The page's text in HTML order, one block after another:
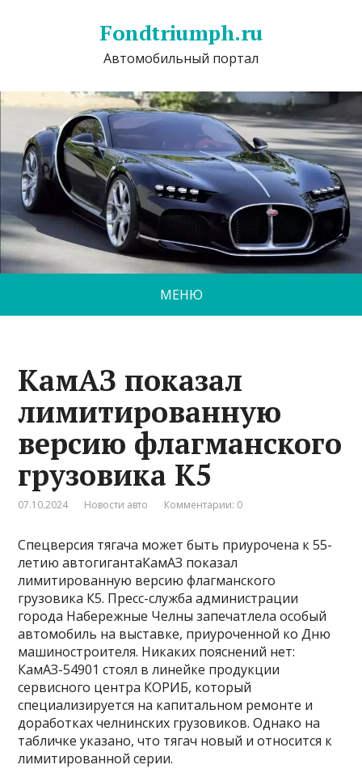
Fondtriumph.ru
Автомобильный портал
МЕНЮ
КамАЗ показал
лимитированную
версию флагманского
грузовика К5
07.10.2024 Новости авто Комментарии: 0
Спецверсия тягача может быть приурочена к 55-
летию автогигантаКамАЗ показал
лимитированную версию флагманского
грузовика К5. Пресс-служба администрации
города Набережные Челны запечатлела особый
автомобиль на выставке, приуроченной ко Дню
машиностроителя. Никаких пояснений нет:
КамАЗ-54901 стоял в линейке продукции
сервисного центра КОРИБ, который
специализируется на капитальном ремонте и
доработках челнинских грузовиков. Однако на
табличке указано, что тягач новый и относится к
лимитированной серии.